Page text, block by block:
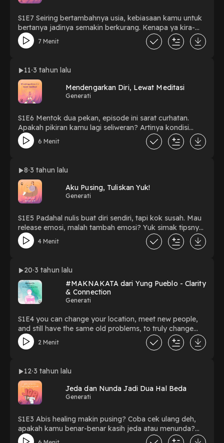
S1E7 Seiring bertambahnya usia, kebiasaan kamu untuk
bertanya jadinya semakin berkurang. Kenapa ya kira-
kira? Kalau kamu ingat-ingat lagi, sejak masa sekolah,
murid yang diapresiasi guru biasanya dia yang bisa
kira-kira murid yang dikasih pengakuan karena
mengajukan pertanyaan yang kritis. Powered by Firstory
Hosting
7 Menit
11 3 tahun lalu
Mendengarkan Diri, Lewat Meditasi
Generati
S1E6 Mentok dua pekan, episode ini sarat curhatan.
Apakah pikiran kamu lagi seliweran? Artinya kondisi
mental kamu lagi butuh penguatan supaya tetap lentur,
di sinilah peran latihan mental seperti meditasi
Here's What Mindfulness Is (and Isn't) Good For by
Daniel Goleman; 2. Meditation by Tsamara Fahrana
(Podcast); 3. Breath Ball (video); dan 4. White Noise.
Powered by Firstory Hosting Powered by Firstory
6 Menit
8 3 tahun lalu
Aku Pusing, Tuliskan Yuk!
Generati
S1E5 Padahal nulis buat diri sendiri, tapi kok susah. Mau
release emosi, malah tambah emosi? Yuk simak tipsnya,
supaya curhat lewat tulisan tetap melegakan! Powered
by Firstory Hosting Powered by Firstory Hosting
4 Menit
20 3 tahun lalu
#MAKNAKATA dari Yung Pueblo - Clarity
& Connection
Generati
S1E4 you can change your location, meet new people,
and still have the same old problems, to truly change
your life, you need to look inward, get to know and love
yourself, and heal the trauma and dense conditioning in
changes have a significant external impact. - Clarity &
Connection, Yung Pueblo, hal. 9 Powered by Firstory
Hosting Powered by Firstory Hosting Powered by
Firstory Hosting
2 Menit
12 3 tahun lalu
Jeda dan Nunda Jadi Dua Hal Beda
Generati
S1E3 Abis healing makin pusing? Coba cek ulang deh,
apakah kamu benar-benar kasih jeda atau menunda?
Powered by Firstory Hosting Powered by Firstory